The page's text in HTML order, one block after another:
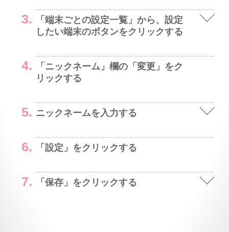
「端末ごとの設定一覧」から、設定
したい端末のボタンをクリックする
「ニックネーム」欄の「変更」をク
リックする
ニックネームを入力する
「設定」をクリックする
「保存」をクリックする